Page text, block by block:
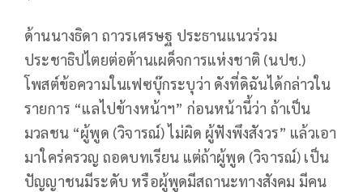
ด้านนางธิดา ถาวรเศรษฐ ประธานแนวร่วม
ประชาธิปไตยต่อต้านเผด็จการแห่งชาติ (นปช.)
โพสต์ข้อความในเฟซบุ๊กระบุว่า ดังที่ดิฉันได้กล่าวใน
รายการ “แลไปข้างหน้าฯ” ก่อนหน้านี้ว่า ถ้าเป็น
มวลชน “ผู้พูด (วิจารณ์) ไม่ผิด ผู้ฟังพึงสังวร” แล้วเอา
มาใคร่ครวญ ถอดบทเรียน แต่ถ้าผู้พูด (วิจารณ์) เป็น
ปัญญาชนมีระดับ หรือผู้พูดมีสถานะทางสังคม มีคน